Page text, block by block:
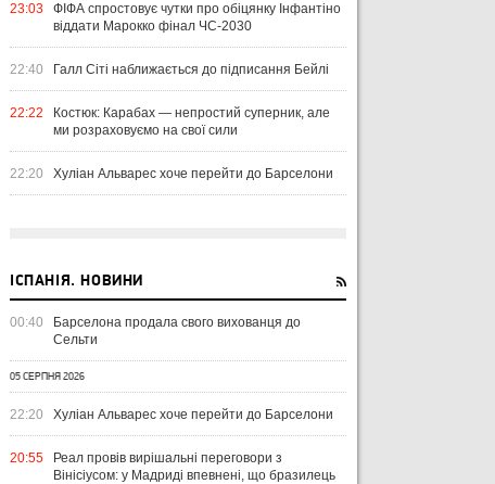
23:03
ФІФА спростовує чутки про обіцянку Інфантіно
віддати Марокко фінал ЧС-2030
22:40 Галл Сіті наближається до підписання Бейлі
22:22
Костюк: Карабах — непростий суперник, але
ми розраховуємо на свої сили
22:20 Хуліан Альварес хоче перейти до Барселони
ІСПАНІЯ. НОВИНИ
00:40
Барселона продала свого вихованця до
Сельти
05 СЕРПНЯ 2026
22:20 Хуліан Альварес хоче перейти до Барселони
20:55
Реал провів вирішальні переговори з
Вінісіусом: у Мадриді впевнені, що бразилець